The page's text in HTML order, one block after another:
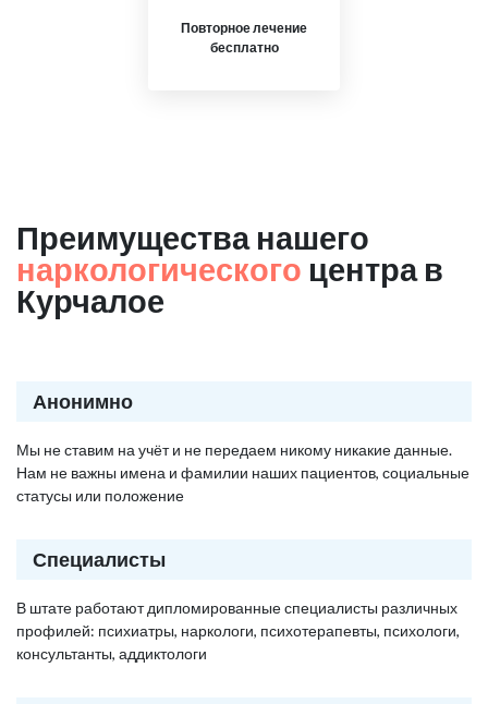
Повторное лечение
бесплатно
Преимущества нашего
наркологического центра в
Курчалое
Анонимно
Мы не ставим на учёт и не передаем никому никакие данные.
Нам не важны имена и фамилии наших пациентов, социальные
статусы или положение
Специалисты
В штате работают дипломированные специалисты различных
профилей: психиатры, наркологи, психотерапевты, психологи,
консультанты, аддиктологи